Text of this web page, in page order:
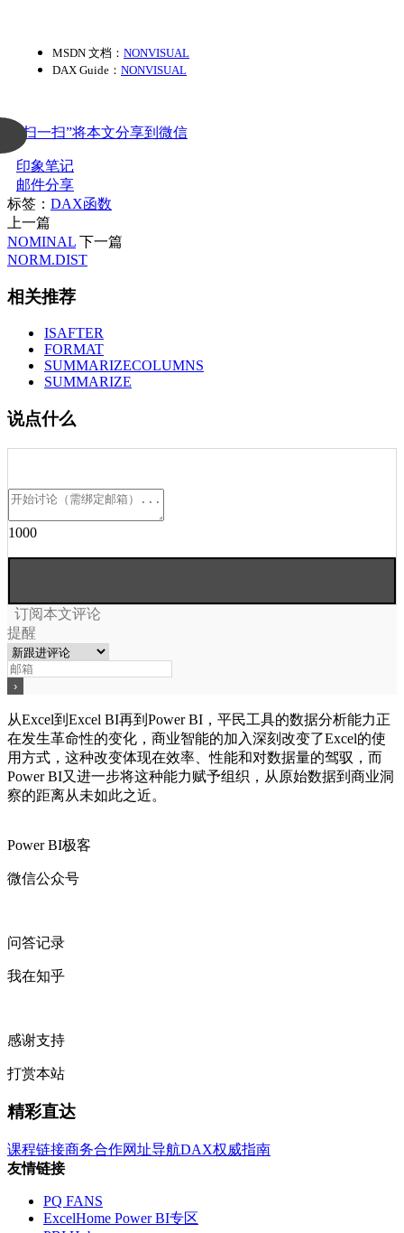
MSDN 文档： NONVISUAL
DAX Guide： NONVISUAL
“扫一扫”将本文分享到微信
印象笔记
邮件分享
标签： DAX函数
上一篇
NOMINAL 下一篇
NORM.DIST
相关推荐
ISAFTER
FORMAT
SUMMARIZECOLUMNS
SUMMARIZE
说点什么
1000
订阅本文评论
提醒
从Excel到Excel BI再到Power BI，平民工具的数据分析能力正
在发生革命性的变化，商业智能的加入深刻改变了Excel的使
用方式，这种改变体现在效率、性能和对数据量的驾驭，而
Power BI又进一步将这种能力赋予组织，从原始数据到商业洞
察的距离从未如此之近。
Power BI极客
微信公众号
问答记录
我在知乎
感谢支持
打赏本站
精彩直达
课程链接商务合作网址导航DAX权威指南
友情链接
PQ FANS
ExcelHome Power BI专区